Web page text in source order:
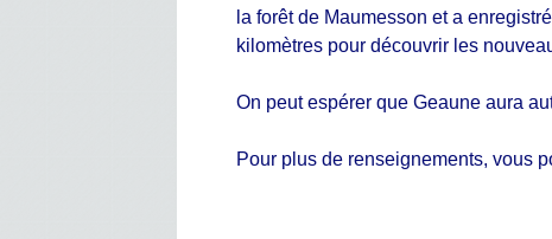
la forêt de Maumesson et a
kilomètres pour découvrir les
On peut espérer que Geaune aura
Pour plus de renseignements, vous